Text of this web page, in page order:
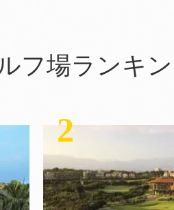
フ場ランキ
2